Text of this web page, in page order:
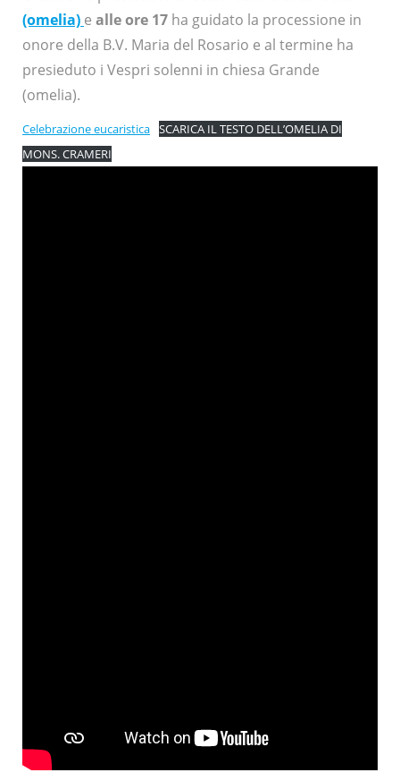
(omelia) e alle ore 17 ha guidato la processione in
onore della B.V. Maria del Rosario e al termine ha
presieduto i Vespri solenni in chiesa Grande
(omelia).
Celebrazione eucaristica SCARICA IL TESTO DELL’OMELIA DI
MONS. CRAMERI